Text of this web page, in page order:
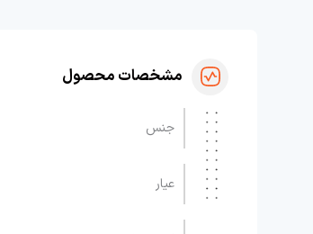
مشخصات محصول
جنس
عیار